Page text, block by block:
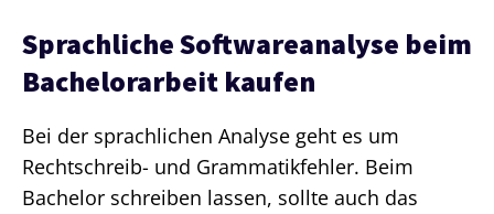
Sprachliche Softwareanalyse beim
Bachelorarbeit kaufen
Bei der sprachlichen Analyse geht es um
Rechtschreib- und Grammatikfehler. Beim
Bachelor schreiben lassen, sollte auch das